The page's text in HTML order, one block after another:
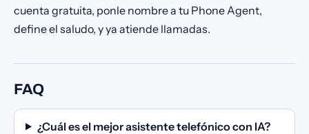
cuenta gratuita, ponle nombre a tu Phone Agent,
define el saludo, y ya atiende llamadas.
FAQ
¿Cuál es el mejor asistente telefónico con IA?